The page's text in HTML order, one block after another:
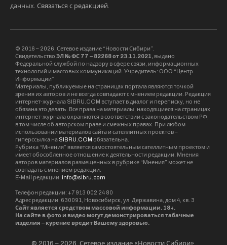
данных. Связаться с редакцией.
© 2016 – 2026, Сетевое издание “Новости Сибири”.
Свидетельство ЭЛ № ФС 77 – 82268 от 23.11.2021, выдано
Федеральной службой по надзору в сфере связи, информационных
технологий и массовых коммуникаций. Учредитель: ООО “Центр
Информации”
Материалы, публикуемые на страницах портала являются точкой
зрения их авторов и не всегда совпадают с мнением редакции. Редакция
интернет-журнала SIBRU.COM вступает в диалог и переписку, но не
обязана это делать. Все права на материалы, находящиеся на страницах
интернет-журнала охраняются в соответствии с законодательством РФ,
в том числе об авторском праве и смежных правах. При любом
использовании материалов сайта и сателлитных проектов –
гиперссылка на SIBRU.COM обязательна.
Рубрика “Мнения” является самостоятельным сателлитным проектом и
имеет обособленное отношение к деятельности редакции. Мнения
авторов материалов размещенных в рубрике “Мнения” может не
совпадать с мнением редакции.
E-Mail редакции: info@sibru.com
Телефон редакции: +7 913 002 24 80
Адрес редакции: 630091, Новосибирск, ул. Державина, дом 4, кв. 3
Сайт является средством массовой информации. 18+.
На сайте в фото и видео могут демонстрироваться табачные
изделия – курение вредит Вашему здоровью.
© 2016 – 2026, Сетевое издание «Новости Сибири».